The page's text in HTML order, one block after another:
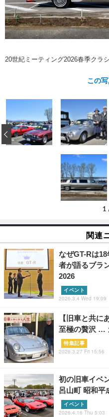
フィルム・ラッピング
ストップ 不具合修理＆粗悪修理
ショップ紹介
ショップレポート
レストア
カーメーカー「旧車」関連プロジ
イベント
20世紀ミーティング2026春季クラ
この
1
‹
関連
なぜGT-Rは
者が語るブラ
2026
イベント
2026.3.4 Wed 19:09
【旧車と共に
至極の贅沢 …
特集記事
2026.3.27 Fri 15:56
初の旧車イベ
呂山町 昭和平
イベント
2026.4.16 Thu 5:03